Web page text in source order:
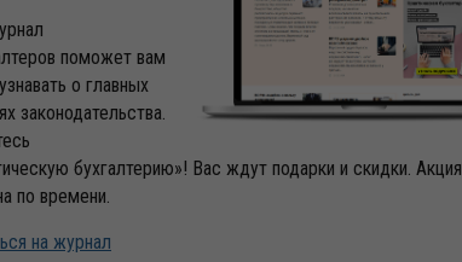
поможет вам
о главных
законодательства.
бухгалтерию»! Вас ждут подарки и скидки. Акция
по времени.
на журнал